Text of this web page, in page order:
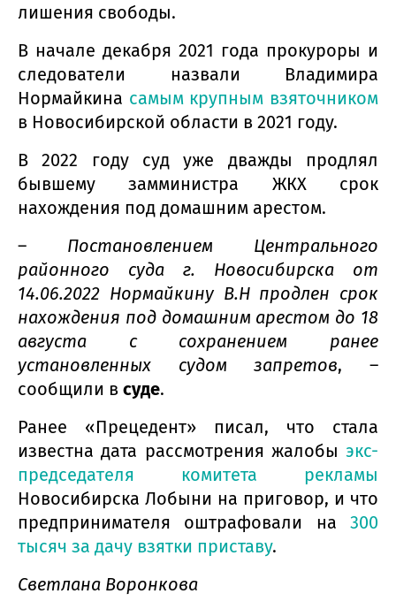
лишения свободы.
В начале декабря 2021 года прокуроры и
следователи назвали Владимира
Нормайкина самым крупным взяточником
в Новосибирской области в 2021 году.
В 2022 году суд уже дважды продлял
бывшему замминистра ЖКХ срок
нахождения под домашним арестом.
– Постановлением Центрального
районного суда г. Новосибирска от
14.06.2022 Нормайкину В.Н продлен срок
нахождения под домашним арестом до 18
августа с сохранением ранее
установленных судом запретов, –
сообщили в суде.
Ранее «Прецедент» писал, что стала
известна дата рассмотрения жалобы экс-
председателя комитета рекламы
Новосибирска Лобыни на приговор, и что
предпринимателя оштрафовали на 300
тысяч за дачу взятки приставу.
Светлана Воронкова